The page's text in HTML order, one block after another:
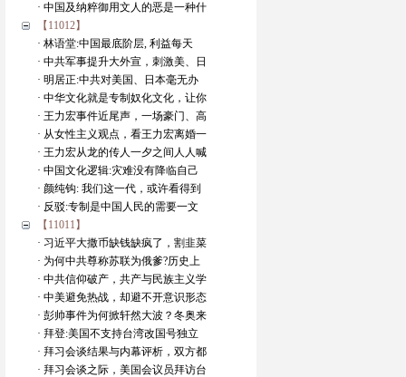
· 中国及纳粹御用文人的恶是一种什
【11012】
· 林语堂:中国最底阶层, 利益每天
· 中共军事提升大外宣，刺激美、日
· 明居正:中共对美国、日本毫无办
· 中华文化就是专制奴化文化，让你
· 王力宏事件近尾声，一场豪门、高
· 从女性主义观点，看王力宏离婚一
· 王力宏从龙的传人一夕之间人人喊
· 中国文化逻辑:灾难没有降临自己
· 颜纯钩: 我们这一代，或许看得到
· 反驳:专制是中国人民的需要一文
【11011】
· 习近平大撒币缺钱缺疯了，割韭菜
· 为何中共尊称苏联为俄爹?历史上
· 中共信仰破产，共产与民族主义学
· 中美避免热战，却避不开意识形态
· 彭帅事件为何掀轩然大波？冬奥来
· 拜登:美国不支持台湾改国号独立
· 拜习会谈结果与内幕评析，双方都
· 拜习会谈之际，美国会议员拜访台